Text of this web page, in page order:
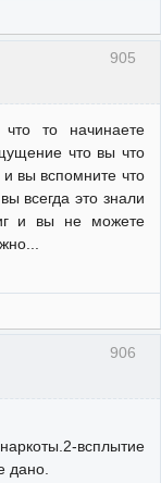
905
то начинаете
что вы что
вы вспомните что
всегда это знали
и вы не можете
906
всплытие
дано.